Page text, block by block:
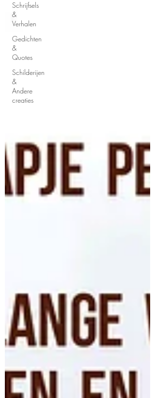
Schrijfsels
&
Verhalen
Gedichten
&
Quotes
Schilderijen
&
Andere
creaties